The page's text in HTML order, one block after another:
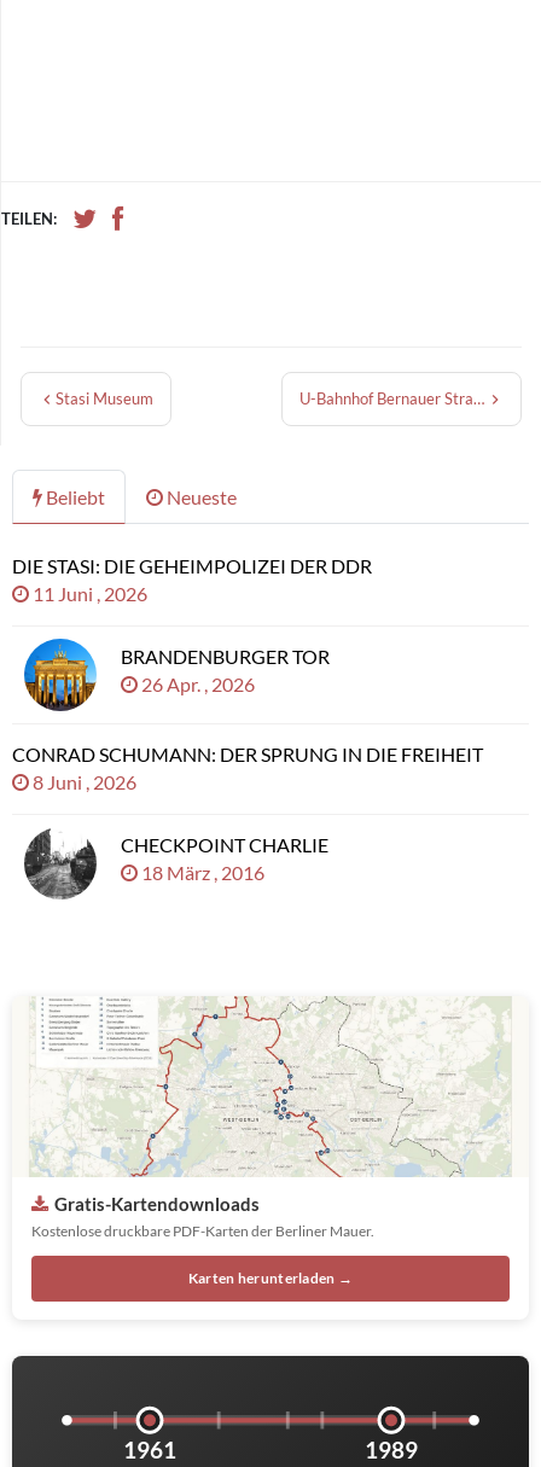
TEILEN:
Stasi Museum U-Bahnhof Bernauer Straße
Beliebt Neueste
DIE STASI: DIE GEHEIMPOLIZEI DER DDR
11 Juni , 2026
BRANDENBURGER TOR
26 Apr. , 2026
CONRAD SCHUMANN: DER SPRUNG IN DIE FREIHEIT
8 Juni , 2026
CHECKPOINT CHARLIE
18 März , 2016
Gratis-Kartendownloads
Kostenlose druckbare PDF-Karten der Berliner Mauer.
Karten herunterladen →
1961 1989